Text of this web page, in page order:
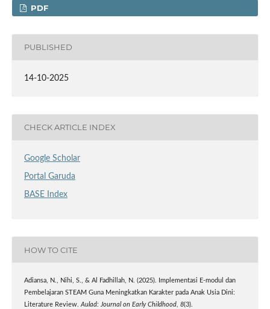
PDF
PUBLISHED
14-10-2025
CHECK ARTICLE INDEX
Google Scholar
Portal Garuda
BASE Index
HOW TO CITE
Adiansa, N., Nihi, S., & Al Fadhillah, N. (2025). Implementasi E-modul dan
Pembelajaran STEAM Guna Meningkatkan Karakter pada Anak Usia Dini:
Literature Review.Aulad: Journal on Early Childhood, 8(3).